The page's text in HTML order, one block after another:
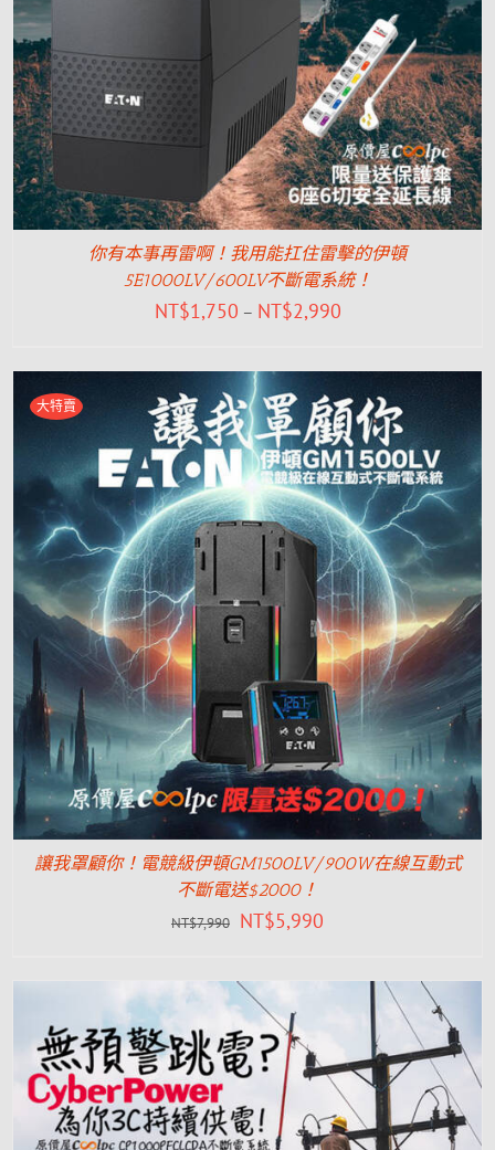
你有本事再雷啊！我用能扛住雷擊的伊頓
5E1000LV/600LV不斷電系統！
NT$1,750 – NT$2,990
大特賣
讓我罩顧你！電競級伊頓GM1500LV/900W在線互動式
不斷電送$2000！
NT$7,990 NT$5,990